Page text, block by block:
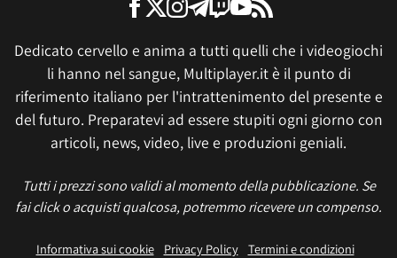
Dedicato cervello e anima a tutti quelli che i videogiochi
li hanno nel sangue, Multiplayer.it è il punto di
riferimento italiano per l'intrattenimento del presente e
del futuro. Preparatevi ad essere stupiti ogni giorno con
articoli, news, video, live e produzioni geniali.
Tutti i prezzi sono validi al momento della pubblicazione. Se
fai click o acquisti qualcosa, potremmo ricevere un compenso.
Informativa sui cookie Privacy Policy Termini e condizioni